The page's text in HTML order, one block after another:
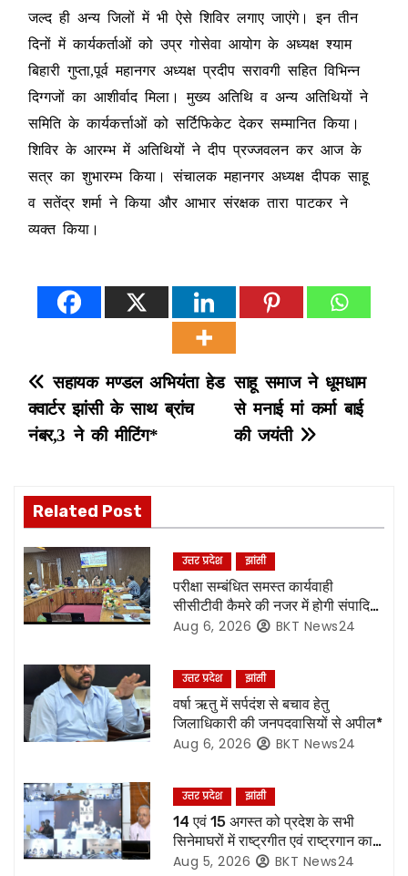
जल्द ही अन्य जिलों में भी ऐसे शिविर लगाए जाएंगे। इन तीन
दिनों में कार्यकर्ताओं को उप्र गोसेवा आयोग के अध्यक्ष श्याम
बिहारी गुप्ता,पूर्व महानगर अध्यक्ष प्रदीप सरावगी सहित विभिन्न
दिग्गजों का आशीर्वाद मिला। मुख्य अतिथि व अन्य अतिथियों ने
समिति के कार्यकर्त्ताओं को सर्टिफिकेट देकर सम्मानित किया।
शिविर के आरम्भ में अतिथियों ने दीप प्रज्जवलन कर आज के
सत्र का शुभारम्भ किया। संचालक महानगर अध्यक्ष दीपक साहू
व सतेंद्र शर्मा ने किया और आभार संरक्षक तारा पाटकर ने
व्यक्त किया।
P
o
t
n
a
v
i
g
a
i
o
साहू समाज ने धूमधाम
से मनाई मां कर्मा बाई
की जयंती
सहायक मण्डल अभियंता हेड
क्वार्टर झांसी के साथ ब्रांच
नंबर,3 ने की मीटिंग*
Related Post
उत्तर प्रदेश झांसी
परीक्षा सम्बंधित समस्त कार्यवाही
सीसीटीवी कैमरे की नजर में होगी संपादित,
रिकॉर्डिंग भी रहेगी सुरक्षित:- नोडल
Aug 6, 2026 BKT News24
उत्तर प्रदेश झांसी
वर्षा ऋतु में सर्पदंश से बचाव हेतु
जिलाधिकारी की जनपदवासियों से अपील*
Aug 6, 2026 BKT News24
उत्तर प्रदेश झांसी
14 एवं 15 अगस्त को प्रदेश के सभी
सिनेमाघरों में राष्ट्रगीत एवं राष्ट्रगान का
हो अनिवार्य प्रसारण:- मुख्य सचिव*
Aug 5, 2026 BKT News24